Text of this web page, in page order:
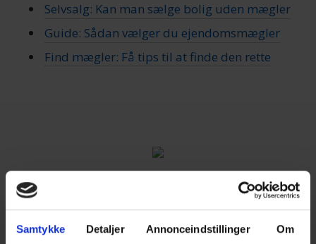
Samtykke Detaljer Annonceindstillinger Om
Selvsalg: Kan man sælge bolig uden mægler
Guide: Sådan vælger du ejendomsmægler
Find mægler: Få tips til at finde den rette
Services
Sælg bolig